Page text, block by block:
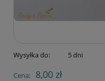
Wysyłka do: 5 dni
Cena: 8,00 zł